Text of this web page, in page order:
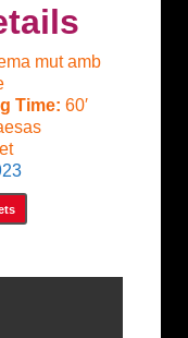
mut amb
Time: 60′